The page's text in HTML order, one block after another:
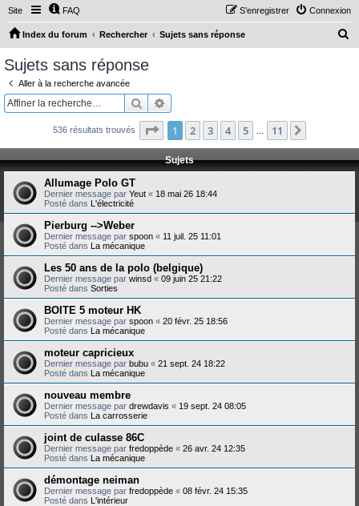
Site FAQ Connexion
S’enregistrer
Index du forum Rechercher Sujets sans réponse
c
h
Sujets sans réponse
Aller à la recherche avancée
Rechercher
536 résultats trouvés Page 1sur11
1 2 3 4 5 11
Sujets
Allumage Polo GT
Dernier message par Yeut « 18 mai 26 18:44
Posté dans L'électricité
Pierburg -->Weber
Dernier message par spoon « 11 juil. 25 11:01
Posté dans La mécanique
Les 50 ans de la polo (belgique)
Dernier message par winsd « 09 juin 25 21:22
Posté dans Sorties
BOITE 5 moteur HK
Dernier message par spoon « 20 févr. 25 18:56
Posté dans La mécanique
moteur capricieux
Dernier message par bubu « 21 sept. 24 18:22
Posté dans La mécanique
nouveau membre
Dernier message par drewdavis « 19 sept. 24 08:05
Posté dans La carrosserie
joint de culasse 86C
Dernier message par fredoppède « 26 avr. 24 12:35
Posté dans La mécanique
démontage neiman
Dernier message par fredoppède « 08 févr. 24 15:35
Posté dans L'intérieur